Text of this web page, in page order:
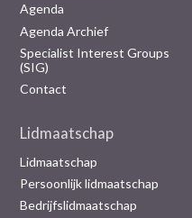
Agenda
Agenda Archief
Specialist Interest Groups
(SIG)
Contact
Lidmaatschap
Lidmaatschap
Persoonlijk lidmaatschap
Bedrijfslidmaatschap